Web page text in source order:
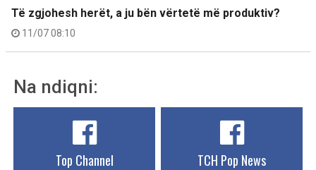
Të zgjohesh herët, a ju bën vërtetë më produktiv?
11/07 08:10
Na ndiqni:
Top Channel TCH Pop News